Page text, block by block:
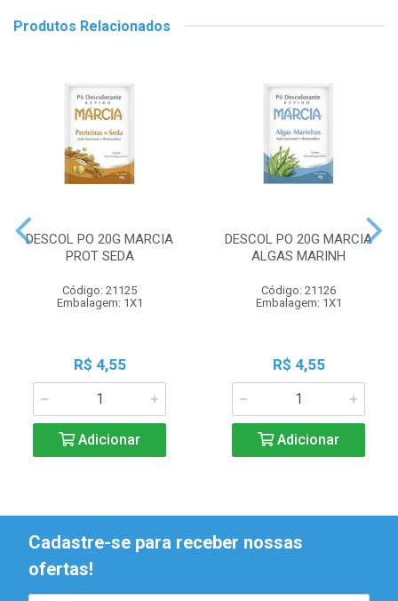
Produtos Relacionados
DESCOL PO 20G MARCIA
PROT SEDA
Código: 21125
Embalagem: 1X1
R$ 4,55
Adicionar
DESCOL PO 20G MARCIA
ALGAS MARINH
Código: 21126
Embalagem: 1X1
R$ 4,55
Adicionar
Cadastre-se para receber nossas
ofertas!